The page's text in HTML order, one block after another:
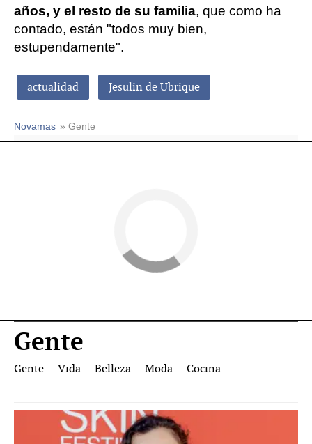
años, y el resto de su familia, que como ha
contado, están "todos muy bien,
estupendamente".
actualidad Jesulin de Ubrique
Novamas » Gente
Gente
Gente Vida Belleza Moda Cocina